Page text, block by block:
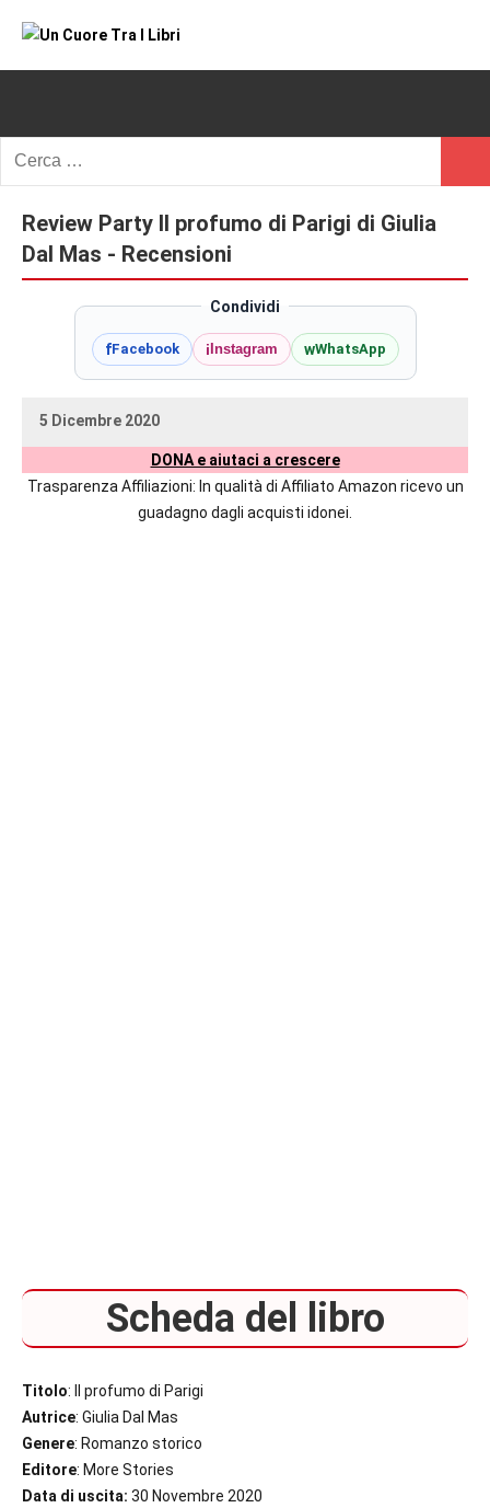
Un
Tra
I
Libri
romance
e
non
solo.
Recensioni,
delle
autrici
Review Party Il profumo di Parigi di Giulia
Dal Mas - Recensioni
Condividi
fFacebook i Instagram wWhatsApp
5 Dicembre 2020
DONA e aiutaci a crescere
Trasparenza Affiliazioni: In qualità di Affiliato Amazon ricevo un
guadagno dagli acquisti idonei.
Scheda del libro
Titolo: Il profumo di Parigi
Autrice: Giulia Dal Mas
Genere: Romanzo storico
Editore: More Stories
Data di uscita: 30 Novembre 2020